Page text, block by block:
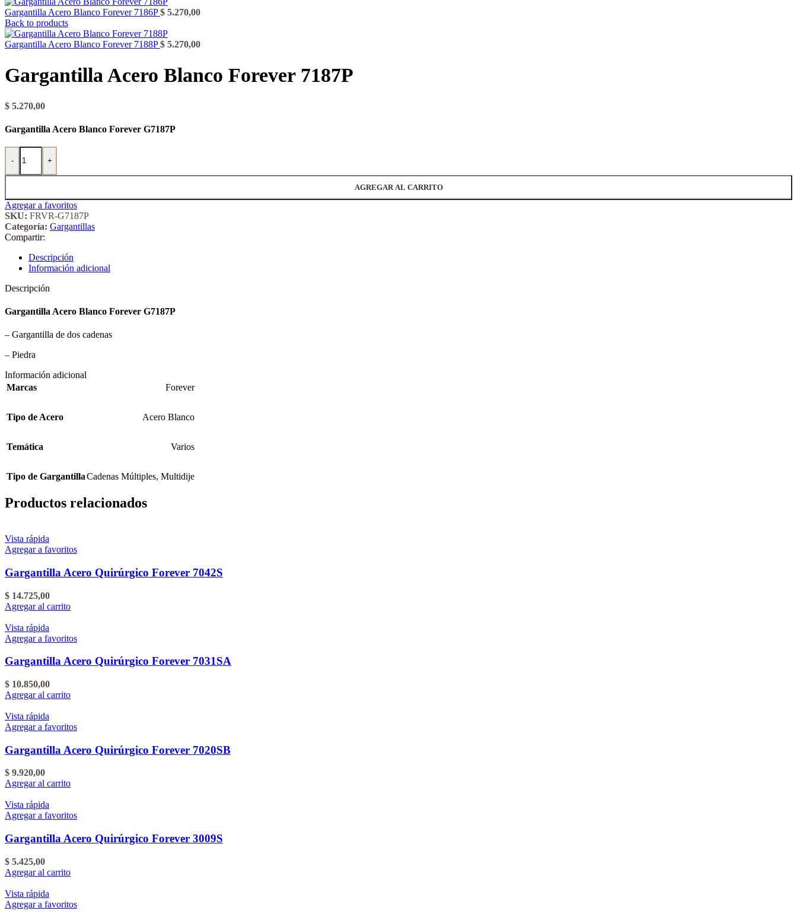
Gargantilla Acero Blanco Forever 7186P$ 5.270,00
Back to products
Gargantilla Acero Blanco Forever 7188P$ 5.270,00
Gargantilla Acero Blanco Forever 7187P
$ 5.270,00
Gargantilla Acero Blanco Forever G7187P
-
Gargantilla Acero Blanco Forever 7187P cantidad
+
AGREGAR AL CARRITO
Agregar a favoritos
SKU: FRVR-G7187P
Categoría: Gargantillas
Compartir:
Descripción
Información adicional
Descripción
Gargantilla Acero Blanco Forever G7187P
– Gargantilla de dos cadenas
– Piedra
Información adicional
Marcas
Forever
Tipo de Acero Acero Blanco
Temática Varios
Tipo de GargantillaCadenas Múltiples, Multidije
Productos relacionados
Vista rápida
Agregar a favoritos
Gargantilla Acero Quirúrgico Forever 7042S
$ 14.725,00
Agregar al carrito
Vista rápida
Agregar a favoritos
Gargantilla Acero Quirúrgico Forever 7031SA
$ 10.850,00
Agregar al carrito
Vista rápida
Agregar a favoritos
Gargantilla Acero Quirúrgico Forever 7020SB
$ 9.920,00
Agregar al carrito
Vista rápida
Agregar a favoritos
Gargantilla Acero Quirúrgico Forever 3009S
$ 5.425,00
Agregar al carrito
Vista rápida
Agregar a favoritos